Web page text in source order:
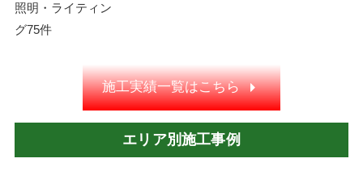
照明・ライティン
グ75件
施工実績一覧はこちら
エリア別施工事例